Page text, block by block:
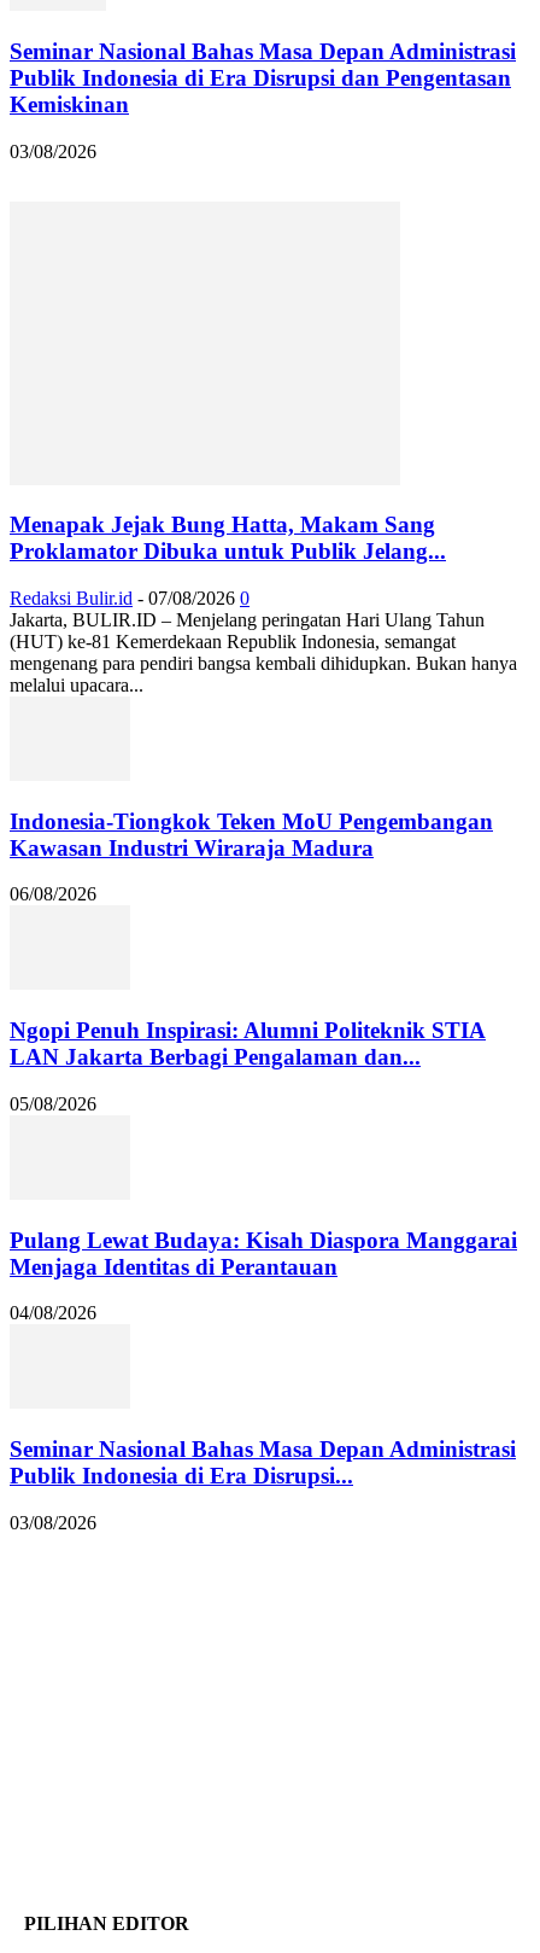
Seminar Nasional Bahas Masa Depan Administrasi
Publik Indonesia di Era Disrupsi dan Pengentasan
Kemiskinan
03/08/2026
Menapak Jejak Bung Hatta, Makam Sang
Proklamator Dibuka untuk Publik Jelang...
Redaksi Bulir.id - 07/08/2026 0
Jakarta, BULIR.ID – Menjelang peringatan Hari Ulang Tahun
(HUT) ke-81 Kemerdekaan Republik Indonesia, semangat
mengenang para pendiri bangsa kembali dihidupkan. Bukan hanya
melalui upacara...
Indonesia-Tiongkok Teken MoU Pengembangan
Kawasan Industri Wiraraja Madura
06/08/2026
Ngopi Penuh Inspirasi: Alumni Politeknik STIA
LAN Jakarta Berbagi Pengalaman dan...
05/08/2026
Pulang Lewat Budaya: Kisah Diaspora Manggarai
Menjaga Identitas di Perantauan
04/08/2026
Seminar Nasional Bahas Masa Depan Administrasi
Publik Indonesia di Era Disrupsi...
03/08/2026
PILIHAN EDITOR